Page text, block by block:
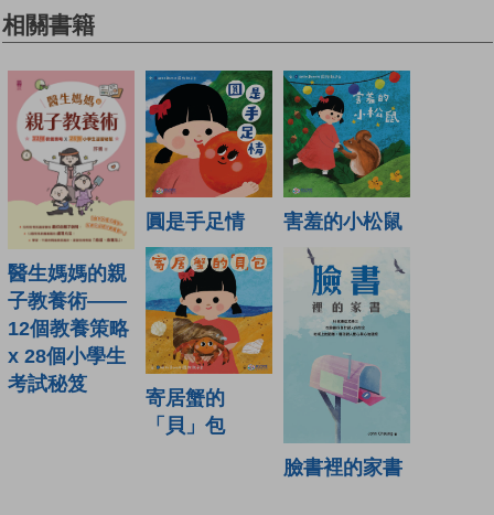
相關書籍
醫生媽媽的親
子教養術——
12個教養策略
x 28個小學生
考試秘笈
圓是手足情 害羞的小松鼠
寄居蟹的
「貝」包
臉書裡的家書